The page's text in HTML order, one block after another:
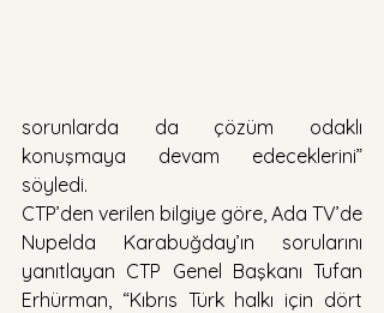
sorunlarda da çözüm odaklı
konuşmaya devam edeceklerini”
söyledi.
CTP’den verilen bilgiye göre, Ada TV’de
Nupelda Karabuğday’ın sorularını
yanıtlayan CTP Genel Başkanı Tufan
Erhürman, “Kıbrıs Türk halkı için dört